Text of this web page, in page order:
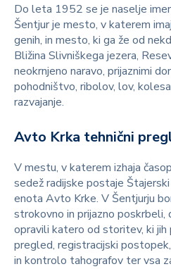
Do leta 1952 se je naselje
Šentjur je mesto, v katerem
genih, in mesto, ki ga že od
Bližina Slivniškega jezera,
neokrnjeno naravo, prijaznimi
pohodništvo, ribolov, lov,
razvajanje.
Avto Krka tehnični
V mestu, v katerem izhaja
sedež radijske postaje
enota Avto Krke. V Šentjurju
strokovno in prijazno
opravili katero od storitev, ki jih
pregled, registracijski
in kontrolo tahografov ter vsa